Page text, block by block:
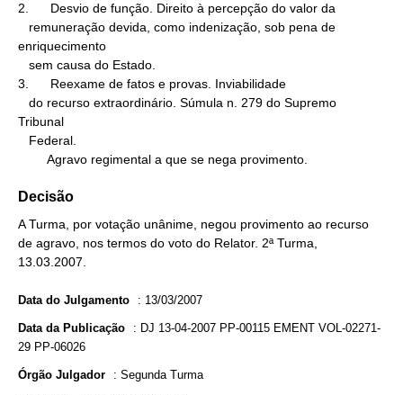
2.      Desvio de função. Direito à percepção do valor da
enriquecimento
3.      Reexame de fatos e provas. Inviabilidade
Tribunal
        Agravo regimental a que se nega provimento.
Decisão
A Turma, por votação unânime, negou provimento ao recurso
de agravo, nos termos do voto do Relator. 2ª Turma,
13.03.2007.
Data do Julgamento : 13/03/2007
Data da Publicação : DJ 13-04-2007 PP-00115 EMENT VOL-02271-
29 PP-06026
Órgão Julgador : Segunda Turma